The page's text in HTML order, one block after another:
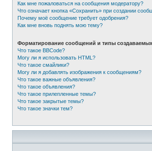
Как мне пожаловаться на сообщения модератору?
Что означает кнопка «Сохранить» при создании
Почему моё сообщение требует одобрения?
Как мне вновь поднять мою тему?
Форматирование сообщений и типы
Что такое BBCode?
Могу ли я использовать HTML?
Что такое смайлики?
Могу ли я добавлять изображения к сообщениям?
Что такое важные объявления?
Что такое объявления?
Что такое прилепленные темы?
Что такое закрытые темы?
Что такое значки тем?